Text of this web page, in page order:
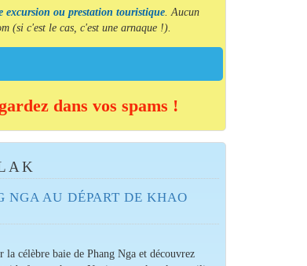
excursion ou prestation touristique. Aucun
(si c'est le cas, c'est une arnaque !).
dans vos spams !
AU DÉPART DE KHAO
célèbre baie de Phang Nga et découvrez